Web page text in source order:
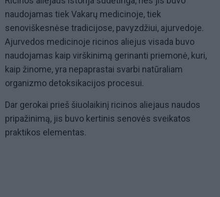
naudojamas tiek Vakarų medicinoje, tiek
senoviškesnėse tradicijose, pavyzdžiui, ajurvedoje.
Ajurvedos medicinoje ricinos aliejus visada buvo
naudojamas kaip virškinimą gerinanti priemonė, kuri,
kaip žinome, yra nepaprastai svarbi natūraliam
organizmo detoksikacijos procesui.
Dar gerokai prieš šiuolaikinį ricinos aliejaus naudos
pripažinimą, jis buvo kertinis senovės sveikatos
praktikos elementas.